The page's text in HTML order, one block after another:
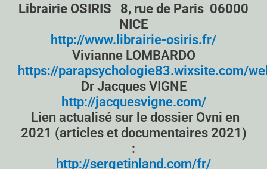
Librairie OSIRIS 8, rue de Paris 06000
NICE
http://www.librairie-osiris.fr/
Vivianne LOMBARDO
https://parapsychologie83.wixsite.com/
Dr Jacques VIGNE
http://jacquesvigne.com/
Lien actualisé sur le dossier Ovni en
2021 (articles et documentaires 2021)
:
http://sergetinland.com/fr/